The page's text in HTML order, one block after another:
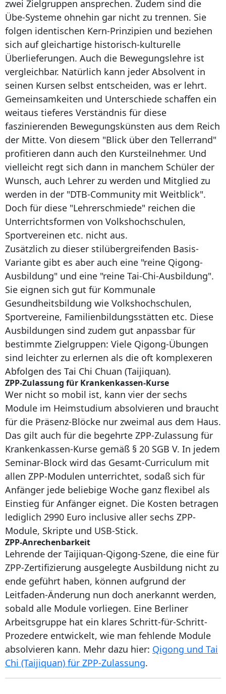
zwei Zielgruppen ansprechen. Zudem sind die
Übe-Systeme ohnehin gar nicht zu trennen. Sie
folgen identischen Kern-Prinzipien und beziehen
sich auf gleichartige historisch-kulturelle
Überlieferungen. Auch die Bewegungslehre ist
vergleichbar. Natürlich kann jeder Absolvent in
seinen Kursen selbst entscheiden, was er lehrt.
Gemeinsamkeiten und Unterschiede schaffen ein
weitaus tieferes Verständnis für diese
faszinierenden Bewegungskünsten aus dem Reich
der Mitte. Von diesem "Blick über den Tellerrand"
profitieren dann auch den Kursteilnehmer. Und
vielleicht regt sich dann in manchem Schüler der
Wunsch, auch Lehrer zu werden und Mitglied zu
werden in der "DTB-Community mit Weitblick".
Doch für diese "Lehrerschmiede" reichen die
Unterrichtsformen von Volkshochschulen,
Sportvereinen etc. nicht aus.
Zusätzlich zu dieser stilübergreifenden Basis-
Variante gibt es aber auch eine "reine Qigong-
Ausbildung" und eine "reine Tai-Chi-Ausbildung".
Sie eignen sich gut für Kommunale
Gesundheitsbildung wie Volkshochschulen,
Sportvereine, Familienbildungsstätten etc. Diese
Ausbildungen sind zudem gut anpassbar für
bestimmte Zielgruppen: Viele Qigong-Übungen
sind leichter zu erlernen als die oft komplexeren
Abfolgen des Tai Chi Chuan (Taijiquan).
ZPP-Zulassung für Krankenkassen-Kurse
Wer nicht so mobil ist, kann vier der sechs
Module im Heimstudium absolvieren und braucht
für die Präsenz-Blöcke nur zweimal aus dem Haus.
Das gilt auch für die begehrte ZPP-Zulassung für
Krankenkassen-Kurse gemäß § 20 SGB V. In jedem
Seminar-Block wird das Gesamt-Curriculum mit
allen ZPP-Modulen unterrichtet, sodaß sich für
Anfänger jede beliebige Woche ganz flexibel als
Einstieg für Anfänger eignet. Die Kosten betragen
lediglich 2990 Euro inclusive aller sechs ZPP-
Module, Skripte und USB-Stick.
ZPP-Anrechenbarkeit
Lehrende der Taijiquan-Qigong-Szene, die eine für
ZPP-Zertifizierung ausgelegte Ausbildung nicht zu
ende geführt haben, können aufgrund der
Leitfaden-Änderung nun doch anerkannt werden,
sobald alle Module vorliegen. Eine Berliner
Arbeitsgruppe hat ein klares Schritt-für-Schritt-
Prozedere entwickelt, wie man fehlende Module
absolvieren kann. Mehr dazu hier: Qigong und Tai
Chi (Taijiquan) für ZPP-Zulassung.